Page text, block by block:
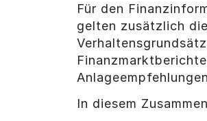
Für den
gelten zusätzlich
In diesem